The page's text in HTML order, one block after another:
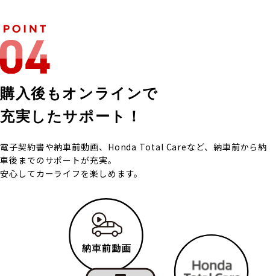
購入後もオンラインで
充実したサポート！
電子契約書や納車前動画、Honda Total Careなど、納車前から納
車後までのサポートが充実。
安心してカーライフを楽しめます。